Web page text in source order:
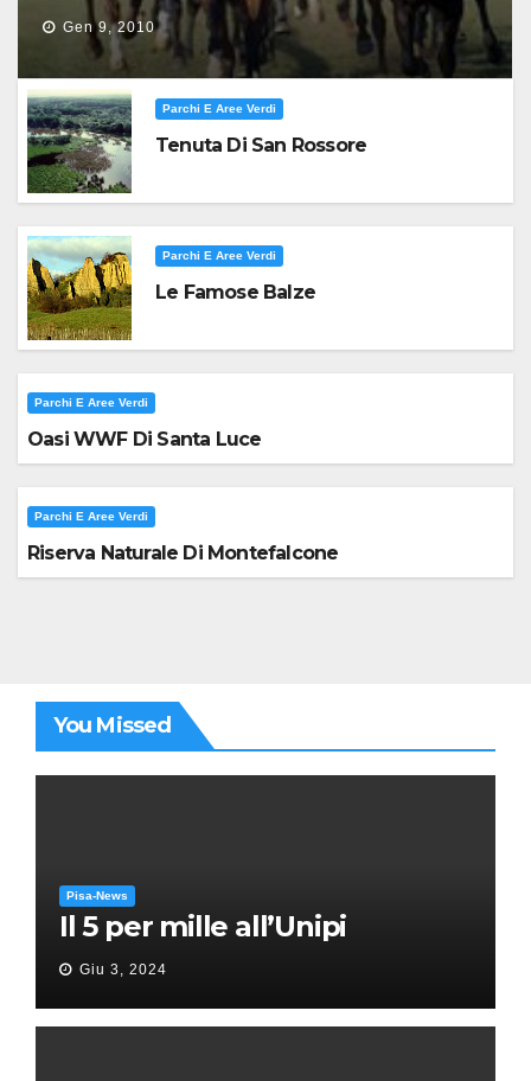
Gen 9, 2010
Parchi E Aree Verdi
Tenuta Di San Rossore
Parchi E Aree Verdi
Le Famose Balze
Parchi E Aree Verdi
Oasi WWF Di Santa Luce
Parchi E Aree Verdi
Riserva Naturale Di Montefalcone
You Missed
Pisa-News
Il 5 per mille all’Unipi
Giu 3, 2024